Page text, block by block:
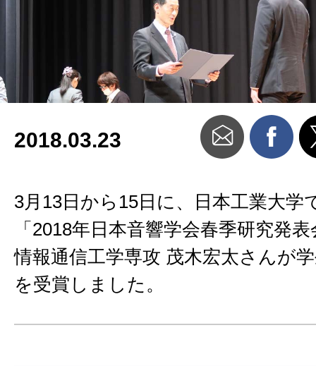
2018.03.23
3月13日から15日に、日本工業大学
「2018年日本音響学会春季研究発
情報通信工学専攻 茂木宏太さんが
を受賞しました。